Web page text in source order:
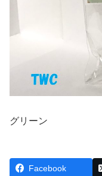
グリーン
Facebook